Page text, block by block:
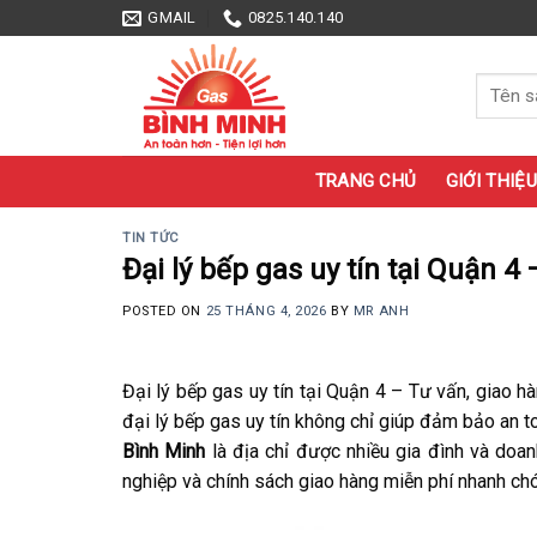
to
GMAIL 0825.140.140
Tìm
kiếm:
TRANG CHỦ GIỚI THIỆU
TIN TỨC
Đại lý bếp gas uy tín tại Quận 4
POSTED ON 25 THÁNG 4, 2026 BY MR ANH
Đại lý bếp gas uy tín tại Quận 4 – Tư vấn, giao
đại lý bếp gas uy tín không chỉ giúp đảm bảo an
Bình Minh là địa chỉ được nhiều gia đình và
nghiệp và chính sách giao hàng miễn phí nhanh